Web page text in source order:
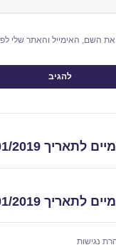
השם, האימייל והאתר שלי
28/01/2019
29/01/2019
נגישות